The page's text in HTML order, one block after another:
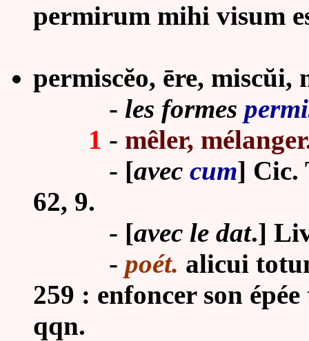
permirum mihi visum
permiscĕo, ēre,
- les formes
1 - mêler,
- [avec cum] Cic.
62, 9.
- [avec le dat.]
- poét. alicui
259 : enfoncer son
qqn.